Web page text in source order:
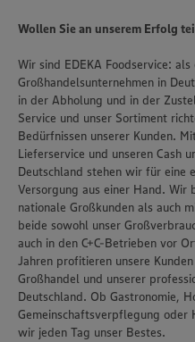
Wollen Sie an unserem Erfolg
Wir sind EDEKA Foodservice:
Großhandelsunternehmen in
in der Abholung und in der
Service und unser Sortiment
Bedürfnissen unserer Kunden.
Lieferservice und unseren Cash
Deutschland stehen wir für eine
Versorgung aus einer Hand. Wir
nationale Großkunden als auch
beide sowohl unser
auch in den C+C-Betrieben vor
Jahren profitieren unsere
Großhandel und unserer
Deutschland. Ob Gastronomie,
Gemeinschaftsverpflegung oder
wir jeden Tag unser Bestes.